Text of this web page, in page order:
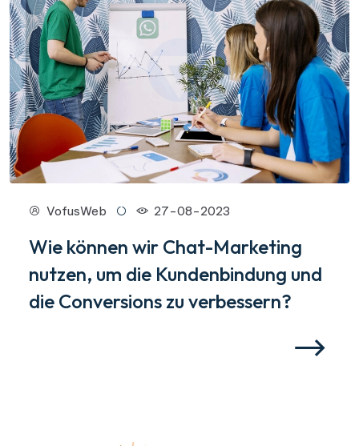
VofusWeb 27-08-2023
Wie können wir Chat-Marketing
nutzen, um die Kundenbindung und
die Conversions zu verbessern?